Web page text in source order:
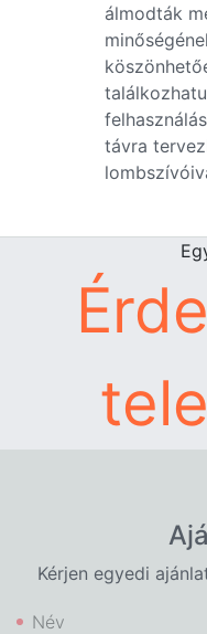
álmodták
távra
Kérjen egyedi
Név